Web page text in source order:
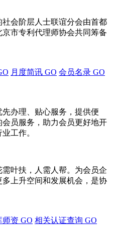
会阶层人士联谊分会由首都
市专利代理师协会共同筹备
月度简讯 GO 会员名录 GO
办理、贴心服务，提供便
员服务，助力会员更好地开
工作。
叶扶，人需人帮。为会员企
上升空间和发展机会，是协
师资 GO 相关认证查询 GO